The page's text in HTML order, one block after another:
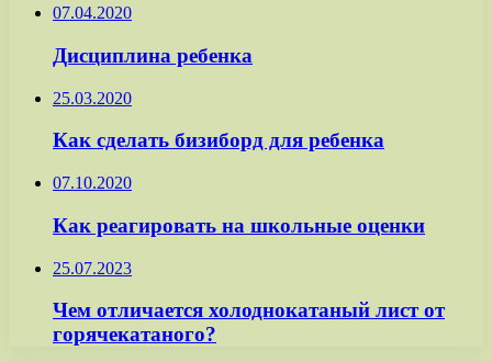
07.04.2020
Дисциплина ребенка
25.03.2020
Как сделать бизиборд для ребенка
07.10.2020
Как реагировать на школьные оценки
25.07.2023
Чем отличается холоднокатаный лист от
горячекатаного?